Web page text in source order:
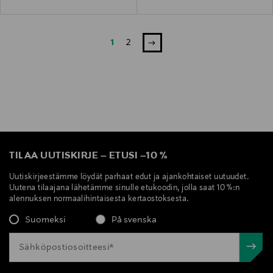
1 2
TILAA UUTISKIRJE – ETUSI –10 %
Uutiskirjeestämme löydät parhaat edut ja ajankohtaiset uutuudet.
Uutena tilaajana lähetämme sinulle etukoodin, jolla saat 10 %:n
alennuksen normaalihintaisesta kertaostoksesta.
Suomeksi På svenska